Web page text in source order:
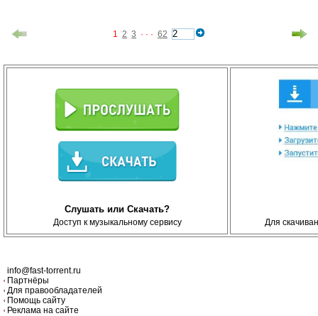
1 2 3 · · · 62
Слушать или Скачать?
Доступ к музыкальному сервису Для
info@fast-torrent.ru
Партнёры
Для правообладателей
Помощь сайту
Реклама на сайте